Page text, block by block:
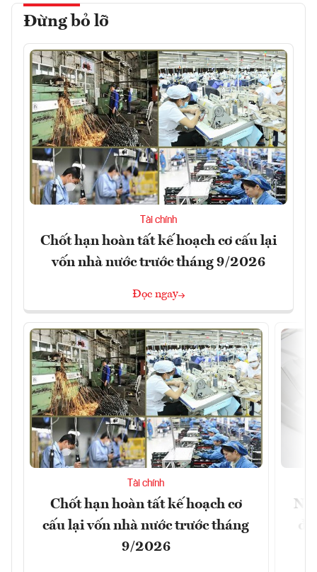
Đừng bỏ lỡ
Tài chính
Chốt hạn hoàn tất kế hoạch cơ cấu lại
vốn nhà nước trước tháng 9/2026
Đọc ngay
Tài chính
Chốt hạn hoàn tất kế hoạch cơ
cấu lại vốn nhà nước trước tháng
9/2026